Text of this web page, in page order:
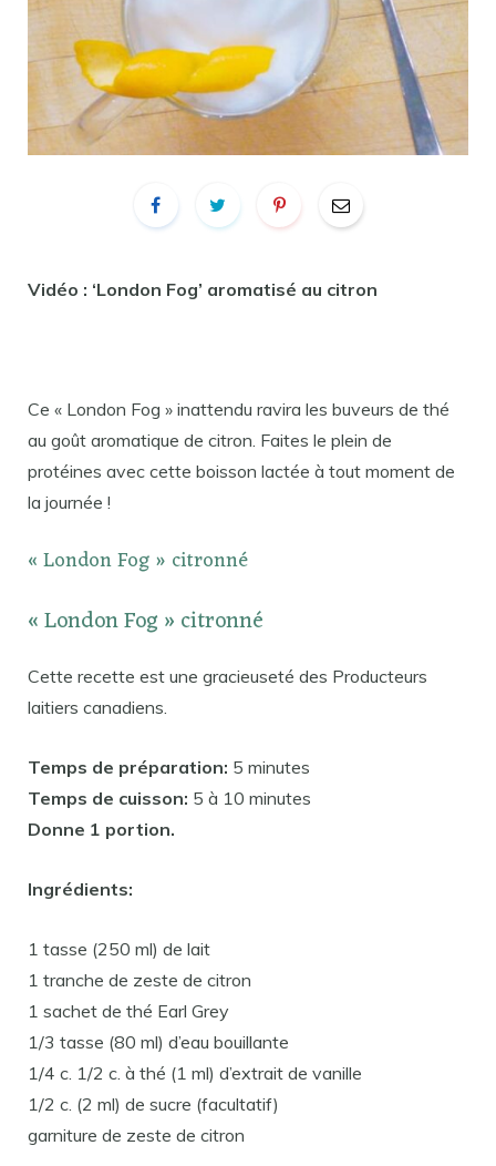
Vidéo : ‘London Fog’ aromatisé au citron
Ce « London Fog » inattendu ravira les buveurs de thé
au goût aromatique de citron. Faites le plein de
protéines avec cette boisson lactée à tout moment de
la journée !
« London Fog » citronné
« London Fog » citronné
Cette recette est une gracieuseté des Producteurs
laitiers canadiens.
Temps de préparation: 5 minutes
Temps de cuisson: 5 à 10 minutes
Donne 1 portion.
Ingrédients:
1 tasse (250 ml) de lait
1 tranche de zeste de citron
1 sachet de thé Earl Grey
1/3 tasse (80 ml) d’eau bouillante
1/4 c. 1/2 c. à thé (1 ml) d’extrait de vanille
1/2 c. (2 ml) de sucre (facultatif)
garniture de zeste de citron